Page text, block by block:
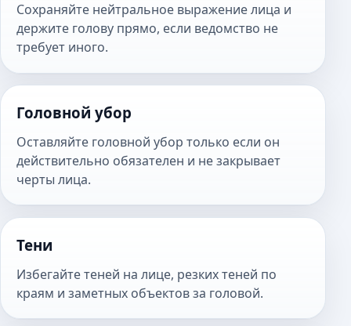
Сохраняйте нейтральное выражение лица и
держите голову прямо, если ведомство не
требует иного.
Головной убор
Оставляйте головной убор только если он
действительно обязателен и не закрывает
черты лица.
Тени
Избегайте теней на лице, резких теней по
краям и заметных объектов за головой.